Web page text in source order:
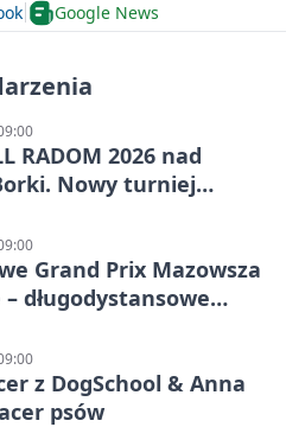
Google News
RADOM 2026 nad
Nowy turniej
Grand Prix Mazowsza
długodystansowe
z DogSchool & Anna
psów